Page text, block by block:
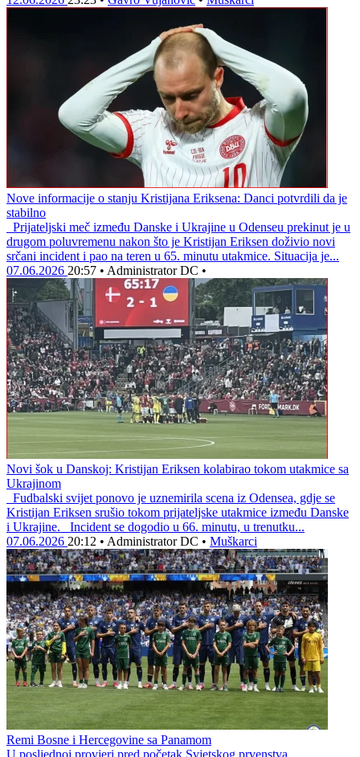
Nove informacije o stanju Kristijana Eriksena: Danci potvrdili da je
stabilno
Prijateljski meč između Danske i Ukrajine u Odenseu prekinut je u
drugom poluvremenu nakon što je Kristijan Eriksen doživio novi
srčani incident i pao na teren u 65. minutu utakmice. Situacija je...
07.06.2026 20:57 • Administrator DC •
Novi šok u Danskoj: Kristijan Eriksen kolabirao tokom utakmice sa
Ukrajinom
Fudbalski svijet ponovo je uznemirila scena iz Odensea, gdje se
Kristijan Eriksen srušio tokom prijateljske utakmice između Danske
i Ukrajine. Incident se dogodio u 66. minutu, u trenutku...
07.06.2026 20:12 • Administrator DC • Muškarci
Remi Bosne i Hercegovine sa Panamom
U posljednoj provjeri pred početak Svjetskog prvenstva